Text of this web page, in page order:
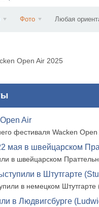
Фото Любая
Open Air 2025
Air
фестиваля Wacken Open
мая в швейцарском
в швейцарском
в Штутгарте
в немецком Штутгарте
в Людвигсбурге